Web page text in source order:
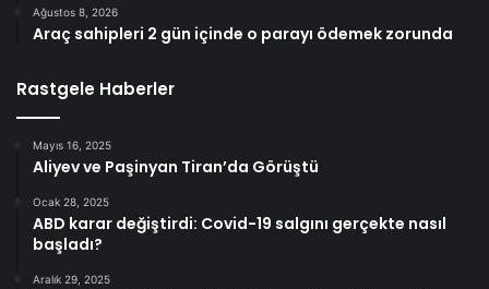
Ağustos 8, 2026
Araç sahipleri 2 gün içinde o parayı ödemek zorunda
Rastgele Haberler
Mayıs 16, 2025
Aliyev ve Paşinyan Tiran’da Görüştü
Ocak 28, 2025
ABD karar değiştirdi: Covid-19 salgını gerçekte nasıl
başladı?
Aralık 29, 2025